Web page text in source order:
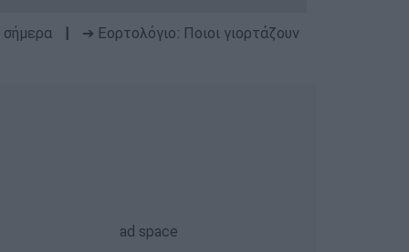
➔ Εορτολόγιο: Ποιοι γιορτάζουν